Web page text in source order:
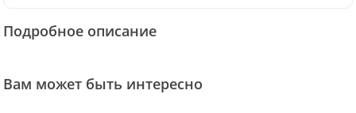
Подробное описание
Вам может быть интересно